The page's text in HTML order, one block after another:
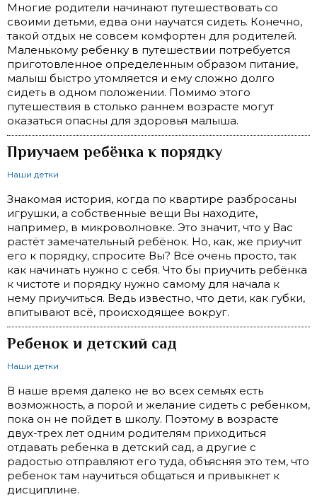
Многие родители начинают путешествовать со
своими детьми, едва они научатся сидеть. Конечно,
такой отдых не совсем комфортен для родителей.
Маленькому ребенку в путешествии потребуется
приготовленное определенным образом питание,
малыш быстро утомляется и ему сложно долго
сидеть в одном положении. Помимо этого
путешествия в столько раннем возрасте могут
оказаться опасны для здоровья малыша.
Приучаем ребёнка к порядку
Наши детки
Знакомая история, когда по квартире разбросаны
игрушки, а собственные вещи Вы находите,
например, в микроволновке. Это значит, что у Вас
растёт замечательный ребёнок. Но, как, же приучит
его к порядку, спросите Вы? Всё очень просто, так
как начинать нужно с себя. Что бы приучить ребёнка
к чистоте и порядку нужно самому для начала к
нему приучиться. Ведь известно, что дети, как губки,
впитывают всё, происходящее вокруг.
Ребенок и детский сад
Наши детки
В наше время далеко не во всех семьях есть
возможность, а порой и желание сидеть с ребенком,
пока он не пойдет в школу. Поэтому в возрасте
двух-трех лет одним родителям приходиться
отдавать ребенка в детский сад, а другие с
радостью отправляют его туда, объясняя это тем, что
ребенок там научиться общаться и привыкнет к
дисциплине.